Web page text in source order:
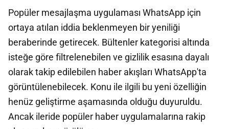
Popüler mesajlaşma uygulaması WhatsApp için
ortaya atılan iddia beklenmeyen bir yeniliği
beraberinde getirecek. Bültenler kategorisi altında
isteğe göre filtrelenebilen ve gizlilik esasına dayalı
olarak takip edilebilen haber akışları WhatsApp'ta
görüntülenebilecek. Konu ile ilgili bu yeni özelliğin
henüz geliştirme aşamasında olduğu duyuruldu.
Ancak ileride popüler haber uygulamalarına rakip